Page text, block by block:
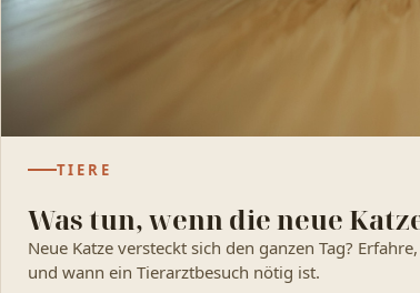
TIERE
Was tun, wenn die neue
Neue Katze versteckt sich den ganzen Tag?
und wann ein Tierarztbesuch nötig ist.